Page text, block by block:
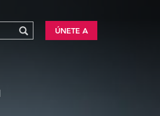
ÚNETE A